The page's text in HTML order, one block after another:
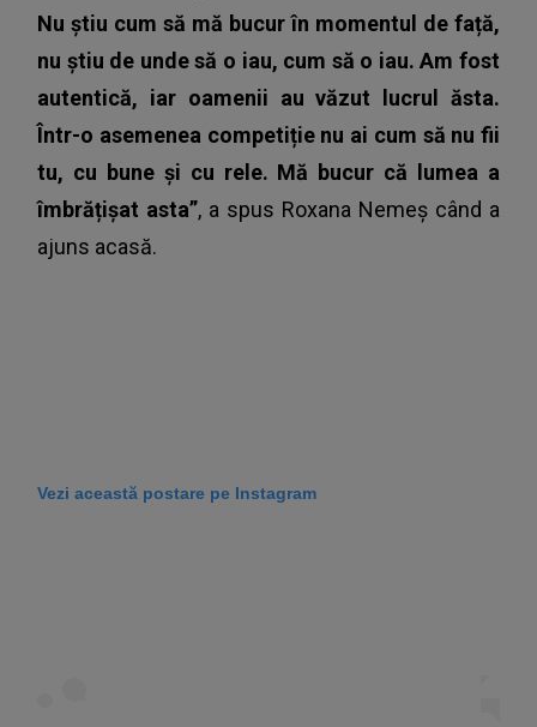
Nu știu cum să mă bucur în momentul de față,
nu știu de unde să o iau, cum să o iau. Am fost
autentică, iar oamenii au văzut lucrul ăsta.
Într-o asemenea competiție nu ai cum să nu fii
tu, cu bune și cu rele. Mă bucur că lumea a
îmbrățișat asta”, a spus Roxana Nemeș când a
ajuns acasă.
Vezi această postare pe Instagram